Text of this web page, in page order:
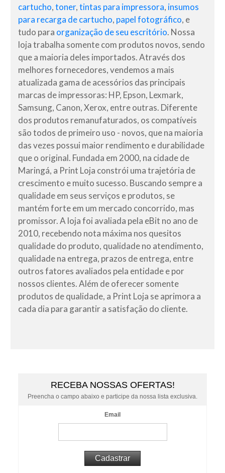
cartucho,toner,tintas para impressora, insumos
para recarga de cartucho, papel fotográfico, e
tudo para organização de seu escritório. Nossa
loja trabalha somente com produtos novos, sendo
que a maioria deles importados. Através dos
melhores fornecedores, vendemos a mais
atualizada gama de acessórios das principais
marcas de impressoras: HP, Epson, Lexmark,
Samsung, Canon, Xerox, entre outras. Diferente
dos produtos remanufaturados, os compatíveis
são todos de primeiro uso - novos, que na maioria
das vezes possui maior rendimento e durabilidade
que o original. Fundada em 2000, na cidade de
Maringá, a Print Loja constrói uma trajetória de
crescimento e muito sucesso. Buscando sempre a
qualidade em seus serviços e produtos, se
mantém forte em um mercado concorrido, mas
promissor. A loja foi avaliada pela eBit no ano de
2010, recebendo nota máxima nos quesitos
qualidade do produto, qualidade no atendimento,
qualidade na entrega, prazos de entrega, entre
outros fatores avaliados pela entidade e por
nossos clientes. Além de oferecer somente
produtos de qualidade, a Print Loja se aprimora a
cada dia para garantir a satisfação do cliente.
RECEBA NOSSAS OFERTAS!
Preencha o campo abaixo e participe da nossa lista exclusiva.
Email